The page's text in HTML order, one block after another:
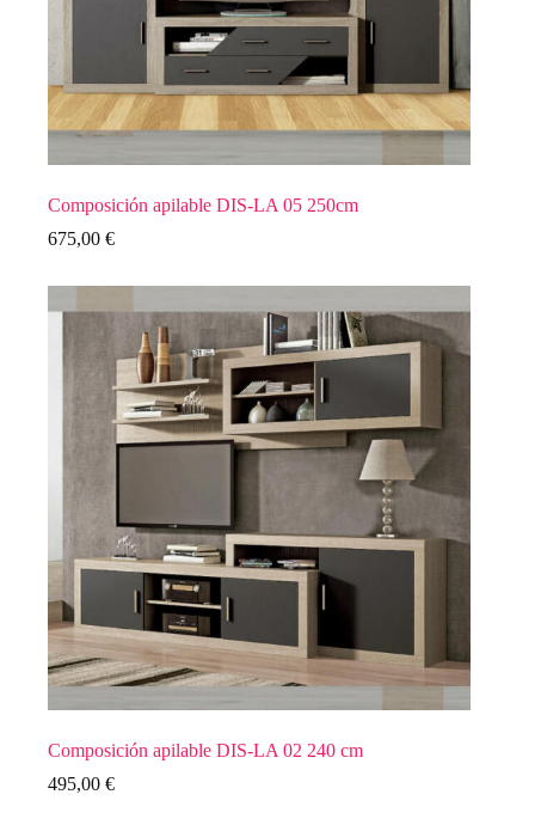
Composición apilable DIS-LA 05 250cm
675,00 €
Composición apilable DIS-LA 02 240 cm
495,00 €